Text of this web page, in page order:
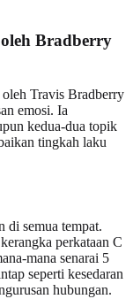
Bradberry
Travis Bradberry
emosi. Ia
kedua-dua topik
tingkah laku
di semua tempat.
perkataan C
mana senarai 5
seperti kesedaran
hubungan.